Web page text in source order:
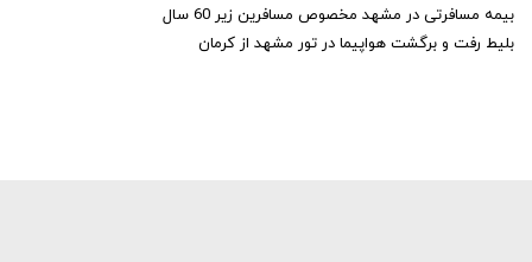
بیمه مسافرتی در مشهد مخصوص مسافرین زیر 60 سال
بلیط رفت و برگشت هواپیما در تور مشهد از کرمان